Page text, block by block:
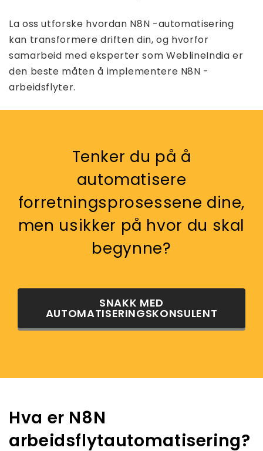
La oss utforske hvordan N8N -automatisering
kan transformere driften din, og hvorfor
samarbeid med eksperter som WeblineIndia er
den beste måten å implementere N8N -
arbeidsflyter.
Tenker du på å
automatisere
forretningsprosessene dine,
men usikker på hvor du skal
begynne?
SNAKK MED
AUTOMATISERINGSKONSULENT
Hva er N8N
arbeidsflytautomatisering?